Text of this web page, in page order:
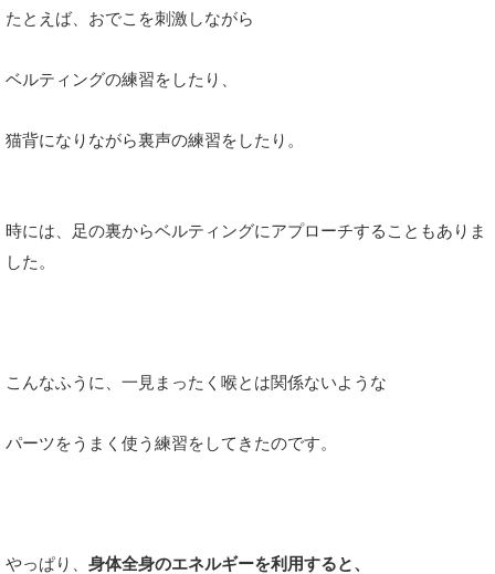
たとえば、おでこを刺激しながら
ベルティングの練習をしたり、
猫背になりながら裏声の練習をしたり。
時には、足の裏からベルティングにアプローチすることもありま
した。
こんなふうに、一見まったく喉とは関係ないような
パーツをうまく使う練習をしてきたのです。
やっぱり、 身体全身のエネルギーを利用すると、